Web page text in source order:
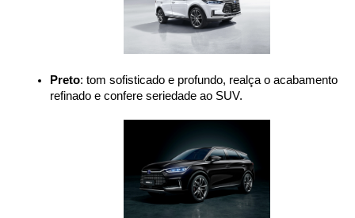
Preto: tom sofisticado e profundo, realça o acabamento
refinado e confere seriedade ao SUV.